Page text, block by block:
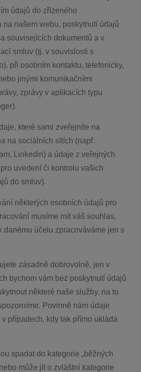
údajů do zřízeného
na našem webu, poskytnutí údajů
souvisejících dokumentů a v
smluv (tj. v souvislosti s
při osobním kontaktu, telefonicky,
jinými komunikačními
zprávy v aplikacích typu
které sami zveřejníte na
na sociálních sítích (např.
Linkedin) a údaje z veřejných
uvedení či kontrolu vašich
do smluv).
některých osobních údajů pro
musíme mít váš souhlas,
danému účelu zpracováváme jen s
zásadně dobrovolně, jen v
bychom vám bez poskytnutí údajů
některé naše služby, na to
Povinně nám údaje
případech, kdy tak přímo ukládá
spadat do kategorie „běžných
může jít o zvláštní kategorie